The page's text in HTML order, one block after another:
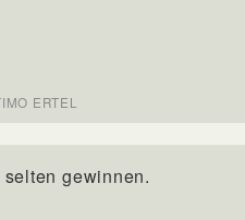
ERTEL
gewinnen.